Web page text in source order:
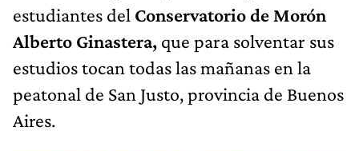
estudiantes del Conservatorio de Morón
Alberto Ginastera, que para solventar sus
estudios tocan todas las mañanas en la
peatonal de San Justo, provincia de Buenos
Aires.